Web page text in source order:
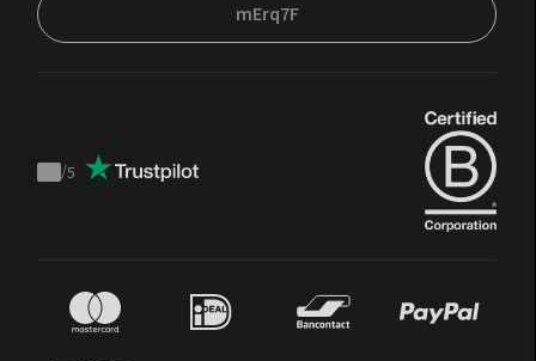
mErq7F
Trustpilot
/5